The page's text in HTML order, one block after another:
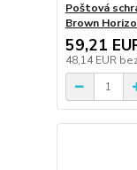
Poštová
Brown
59,21
48,14 EUR